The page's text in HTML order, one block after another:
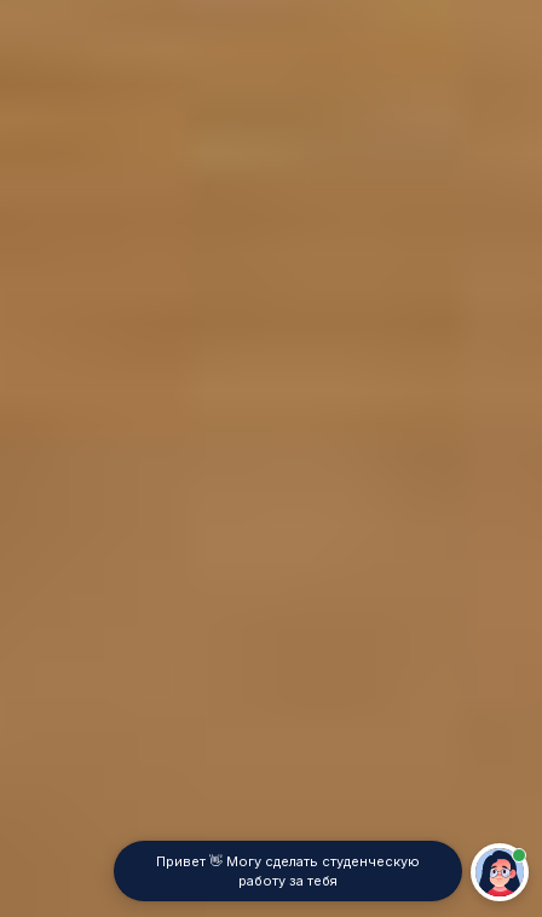
Привет 👋 Могу сделать студенческую
работу за тебя